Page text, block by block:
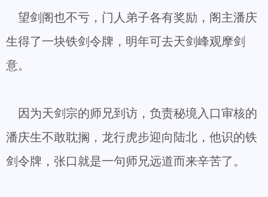
望剑阁也不亏，门人弟子各有奖励，阁主潘庆
生得了一块铁剑令牌，明年可去天剑峰观摩剑
意。
因为天剑宗的师兄到访，负责秘境入口审核的
潘庆生不敢耽搁，龙行虎步迎向陆北，他识的铁
剑令牌，张口就是一句师兄远道而来辛苦了。